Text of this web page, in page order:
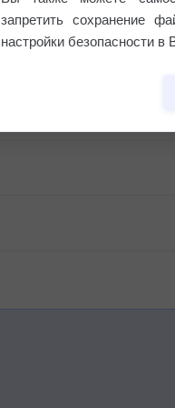
запретить сохранение
настройки безопасности